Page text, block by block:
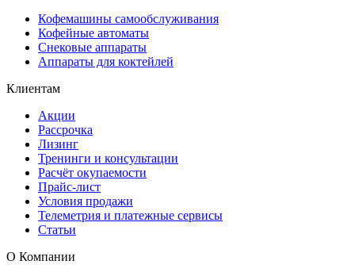
Кофемашины самообслуживания
Кофейные автоматы
Снековые аппараты
Аппараты для коктейлей
Клиентам
Акции
Рассрочка
Лизинг
Тренинги и консультации
Расчёт окупаемости
Прайс-лист
Условия продажи
Телеметрия и платежные сервисы
Статьи
О Компании